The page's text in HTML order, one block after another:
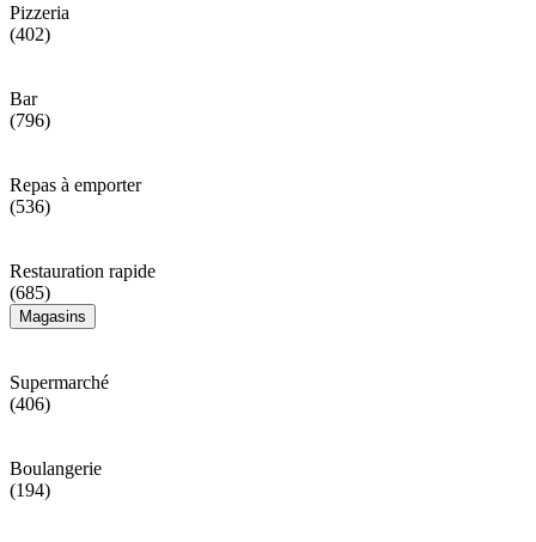
Pizzeria
(402)
Bar
(796)
Repas à emporter
(536)
Restauration rapide
(685)
Magasins
Supermarché
(406)
Boulangerie
(194)